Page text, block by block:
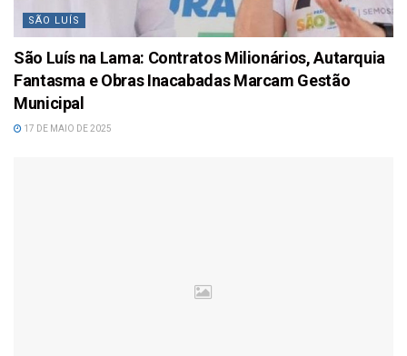
SÃO LUÍS
São Luís na Lama: Contratos Milionários, Autarquia
Fantasma e Obras Inacabadas Marcam Gestão
Municipal
17 DE MAIO DE 2025